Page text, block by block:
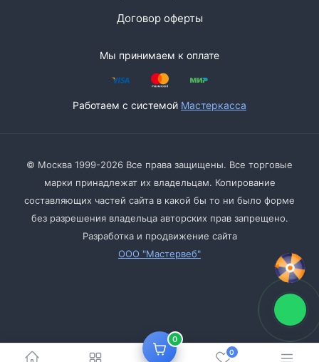
0
0
Договор оферты
Мы принимаем к оплате
Работаем с системой Мастеркасса
© Москва 1999-2026 Все права защищены. Все торговые
марки принадлежат их владельцам. Копирование
составляющих частей сайта в какой бы то ни было форме
без разрешения владельца авторских прав запрещено.
Разработка и продвижение сайта
ООО "Мастервеб"